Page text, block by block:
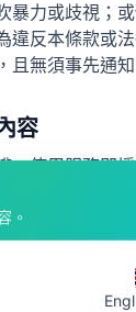
暴力或歧視；
違反本條款或
且無須事先通知
容
。使用服務即
內儲存、處理與
主張您內容之所
智慧財產；未
。